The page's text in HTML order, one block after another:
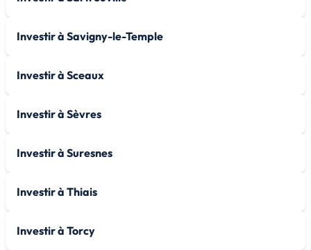
Investir à Savigny-le-Temple
Investir à Sceaux
Investir à Sèvres
Investir à Suresnes
Investir à Thiais
Investir à Torcy